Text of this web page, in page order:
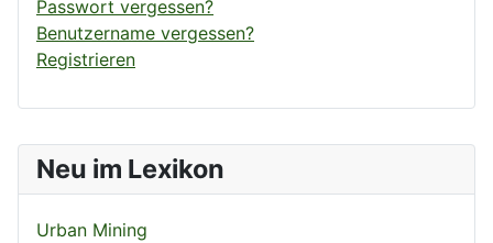
Neu im Lexikon
Urban Mining
Passwort vergessen?
Benutzername vergessen?
Registrieren